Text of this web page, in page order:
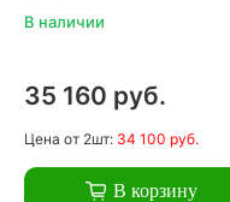
В наличии
35 160 руб.
Цена от 2шт: 34 100 руб.
В корзину